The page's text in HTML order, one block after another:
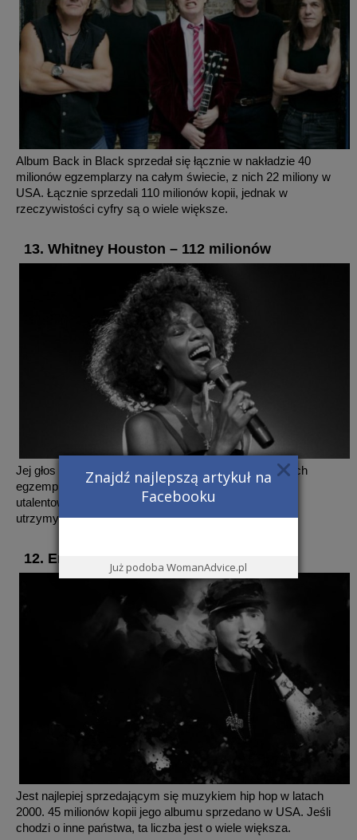
Album Back in Black sprzedał się łącznie w nakładzie 40
milionów egzemplarzy na całym świecie, z nich 22 miliony w
USA. Łącznie sprzedali 110 milionów kopii, jednak w
rzeczywistości cyfry są o wiele większe.
13. Whitney Houston – 112 milionów
Jej głos – to jej najgłówniejszy atut. Miliony sprzedanych
egzemplarzy – to jedynie dowód na to, że była bardzo
utalentowaną piosenkarką. W ciągu siedmiu tygodni
utrzymywała czołową pozycję na Billboard Hot 100.
12. Eminem – 115 milionów
Jest najlepiej sprzedającym się muzykiem hip hop w latach
2000. 45 milionów kopii jego albumu sprzedano w USA. Jeśli
chodzi o inne państwa, ta liczba jest o wiele większa.
Znajdź najlepszą artykuł na
Facebooku
Już podoba WomanAdvice.pl